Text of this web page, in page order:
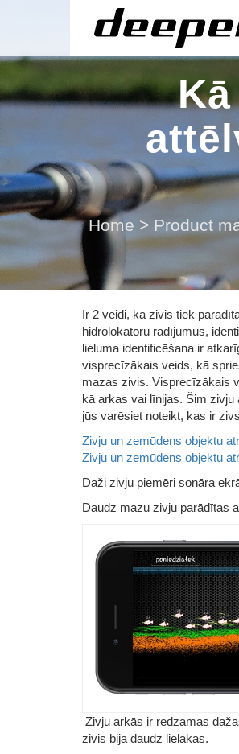
Home > Product
Ir 2 veidi, kā zivis tiek
hidrolokatoru rādījumus,
lieluma identificēšana ir
visprecīzākais veids, kā
mazas zivis. Visprecīzākais
kā arkas vai līnijas. Šim
jūs varēsiet noteikt, kas ir
Zivju un zemūdens objektu
Zivju un zemūdens objektu
Daži zivju piemēri sonāra
Daudz mazu zivju parādītas
Zivju arkās ir redzamas
zivis bija daudz lielākas.